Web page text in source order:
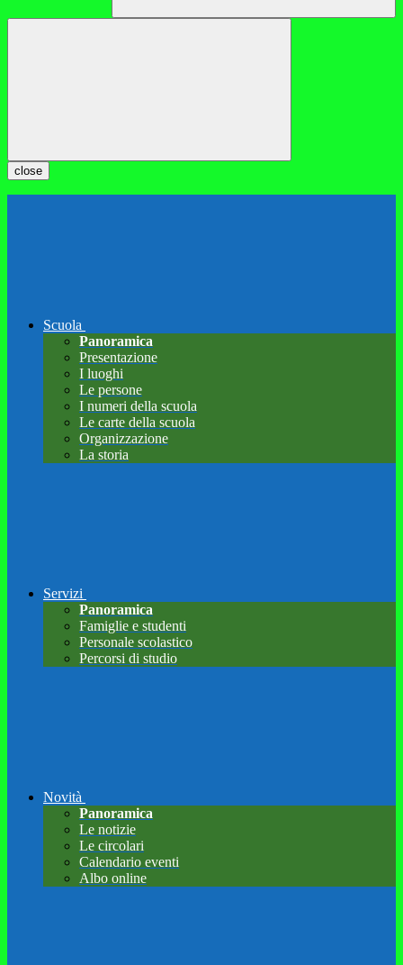
close
Scuola
Panoramica
Presentazione
I luoghi
Le persone
I numeri della scuola
Le carte della scuola
Organizzazione
La storia
Servizi
Panoramica
Famiglie e studenti
Personale scolastico
Percorsi di studio
Novità
Panoramica
Le notizie
Le circolari
Calendario eventi
Albo online